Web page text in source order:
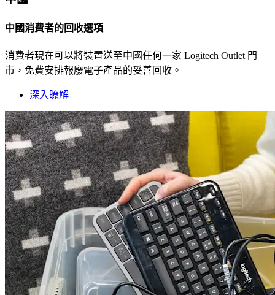
中國消費者的回收選項
消費者現在可以將裝置送至中國任何一家 Logitech Outlet 門
市，免費安排報廢電子產品的妥善回收。
深入瞭解